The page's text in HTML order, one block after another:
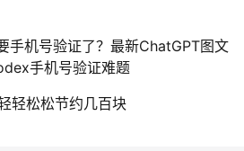
手机号验证了？最新ChatGPT图文
手机号验证难题
轻松松节约几百块